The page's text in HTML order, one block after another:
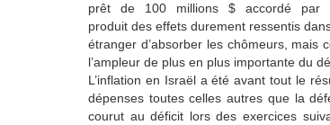
prêt de 100 millions $ accordé par
produit des effets durement ressentis
étranger d’absorber les chômeurs, mais
l’ampleur de plus en plus importante du
L’inflation en Israël a été avant tout le
dépenses toutes celles autres que la
courut au déficit lors des exercices